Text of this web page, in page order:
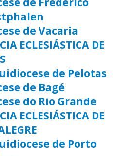
de Vacaria
ECLESIÁSTICA DE
de Pelotas
de Bagé
do Rio Grande
ECLESIÁSTICA DE
de Porto